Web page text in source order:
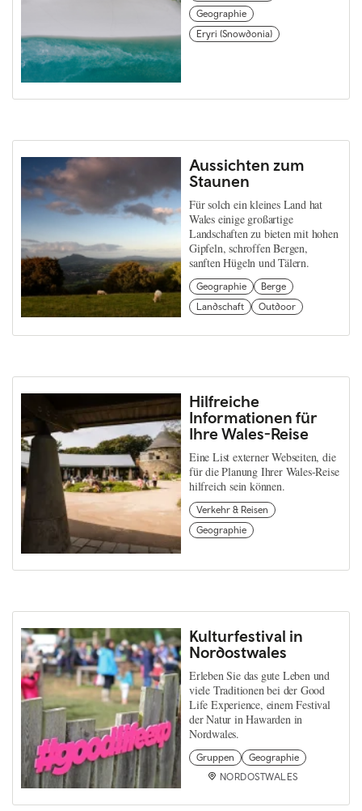
Geographie
Eryri (Snowdonia)
Aussichten zum
Staunen
Für solch ein kleines Land hat
Wales einige großartige
Landschaften zu bieten mit hohen
Gipfeln, schroffen Bergen,
sanften Hügeln und Tälern.
Geographie
Berge
Landschaft
Outdoor
Hilfreiche
Informationen für
Ihre Wales-Reise
Eine List externer Webseiten, die
für die Planung Ihrer Wales-Reise
hilfreich sein können.
Verkehr & Reisen
Geographie
Kulturfestival in
Nordostwales
Erleben Sie das gute Leben und
viele Traditionen bei der Good
Life Experience, einem Festival
der Natur in Hawarden in
Nordwales.
Gruppen
Geographie
NORDOSTWALES